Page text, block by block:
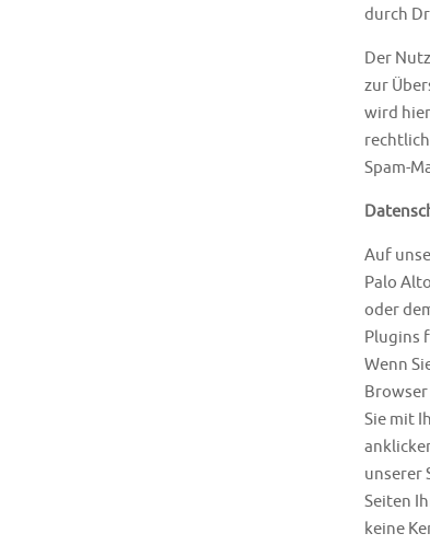
durch
Der
zur
wird
Spam-
Auf
Palo
oder
Plugins
Wenn
Sie mit
unserer
Seiten
keine